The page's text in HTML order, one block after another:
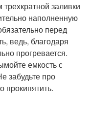
трехкратной заливки
наполненную
перед
ведь, благодаря
прогревается.
емкость с
забудьте про
прокипятить.